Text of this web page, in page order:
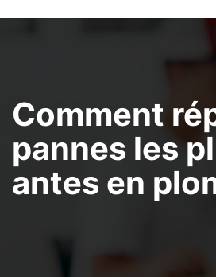
Comment
pannes les
antes en